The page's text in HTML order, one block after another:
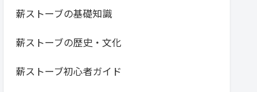
薪ストーブの基礎知識
薪ストーブの歴史・文化
薪ストーブ初心者ガイド